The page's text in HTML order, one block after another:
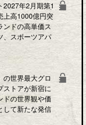
2027年2月期第1
上高1000億円突
ドの高単価ス
、スポーツアパ
の世界最大グロ
ストアが新宿に
の世界観や価
して新たな発信